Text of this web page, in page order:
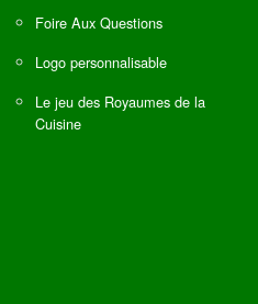
Foire Aux Questions
Logo personnalisable
Le jeu des Royaumes de la
Cuisine